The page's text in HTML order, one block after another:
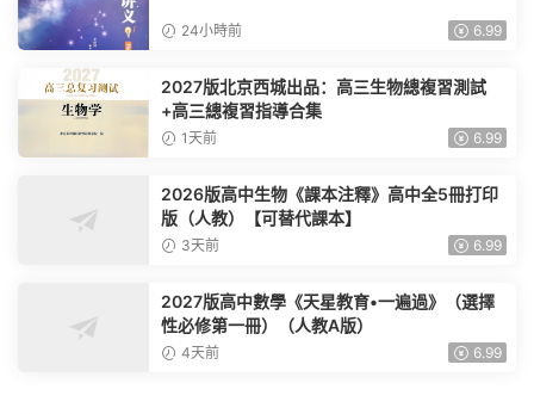
24小時前 6.99
2027版北京西城出品：高三生物總複習測試
+高三總複習指導合集
1天前 6.99
2026版高中生物《課本注釋》高中全5冊打印
版（人教）【可替代課本】
3天前 6.99
2027版高中數學《天星教育•一遍過》（選擇
性必修第一冊）（人教A版）
4天前 6.99